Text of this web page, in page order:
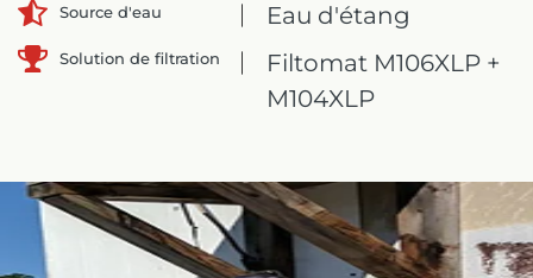
Source d'eau Eau d'étang
Solution de filtration
Filtomat M106XLP +
M104XLP